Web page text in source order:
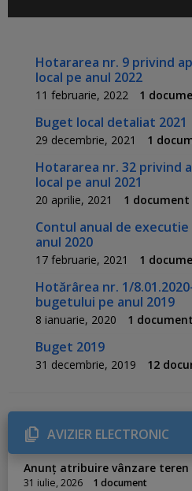
Hotararea nr. 9 privind
local pe anul 2022
11 februarie, 2022 1
Buget local detaliat 2021
29 decembrie, 2021 1
Hotararea nr. 32 privind
local pe anul 2021
20 aprilie, 2021 1 document
Contul anual de
anul 2020
17 februarie, 2021 1
Hotărârea nr. 1/
bugetului pe anul 2019
8 ianuarie, 2020 1 document
Buget 2019
31 decembrie, 2019 12
AVIZIER ELECTRONIC
Anunț atribuire vânzare teren
31 iulie, 2026 1 document